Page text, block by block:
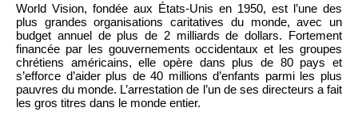
World Vision, fondée aux États-Unis en 1950, est l’une des
plus grandes organisations caritatives du monde, avec un
budget annuel de plus de 2 milliards de dollars. Fortement
financée par les gouvernements occidentaux et les groupes
chrétiens américains, elle opère dans plus de 80 pays et
s’efforce d’aider plus de 40 millions d’enfants parmi les plus
pauvres du monde. L’arrestation de l’un de ses directeurs a fait
les gros titres dans le monde entier.